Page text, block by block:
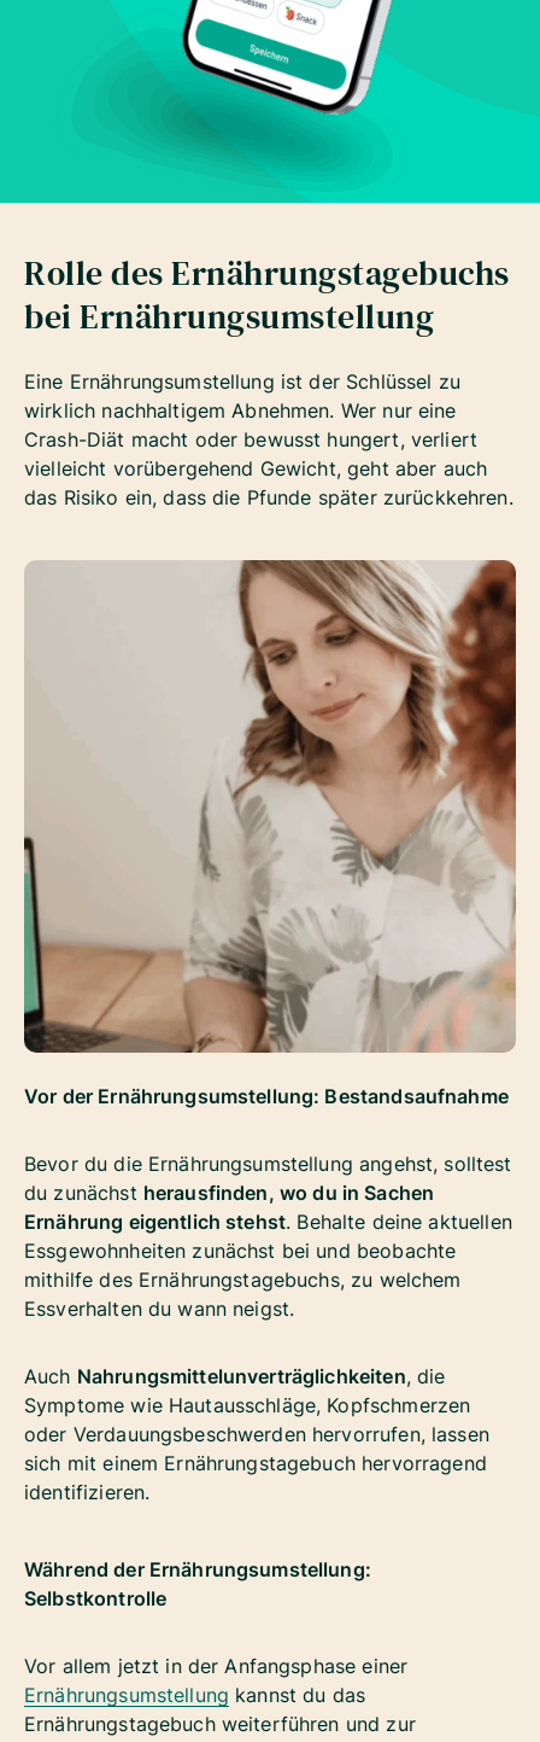
Rolle des Ernährungstagebuchs
bei Ernährungsumstellung
Eine Ernährungsumstellung ist der Schlüssel zu
wirklich nachhaltigem Abnehmen. Wer nur eine
Crash-Diät macht oder bewusst hungert, verliert
vielleicht vorübergehend Gewicht, geht aber auch
das Risiko ein, dass die Pfunde später zurückkehren.
Vor der Ernährungsumstellung: Bestandsaufnahme
Bevor du die Ernährungsumstellung angehst, solltest
du zunächst herausfinden, wo du in Sachen
Ernährung eigentlich stehst. Behalte deine aktuellen
Essgewohnheiten zunächst bei und beobachte
mithilfe des Ernährungstagebuchs, zu welchem
Essverhalten du wann neigst.
Auch Nahrungsmittelunverträglichkeiten, die
Symptome wie Hautausschläge, Kopfschmerzen
oder Verdauungsbeschwerden hervorrufen, lassen
sich mit einem Ernährungstagebuch hervorragend
identifizieren.
Während der Ernährungsumstellung:
Selbstkontrolle
Vor allem jetzt in der Anfangsphase einer
Ernährungsumstellung kannst du das
Ernährungstagebuch weiterführen und zur